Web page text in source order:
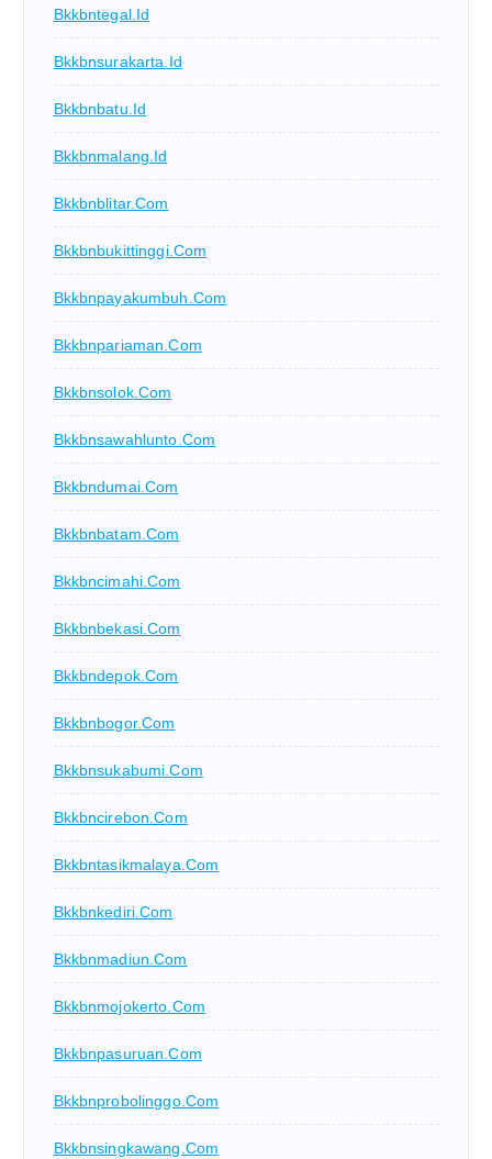
Bkkbntegal.id
Bkkbnsurakarta.id
Bkkbnbatu.id
Bkkbnmalang.id
Bkkbnblitar.com
Bkkbnbukittinggi.com
Bkkbnpayakumbuh.com
Bkkbnpariaman.com
Bkkbnsolok.com
Bkkbnsawahlunto.com
Bkkbndumai.com
Bkkbnbatam.com
Bkkbncimahi.com
Bkkbnbekasi.com
Bkkbndepok.com
Bkkbnbogor.com
Bkkbnsukabumi.com
Bkkbncirebon.com
Bkkbntasikmalaya.com
Bkkbnkediri.com
Bkkbnmadiun.com
Bkkbnmojokerto.com
Bkkbnpasuruan.com
Bkkbnprobolinggo.com
Bkkbnsingkawang.com